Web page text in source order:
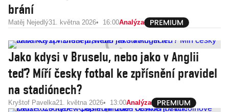
brání
Matěj Nejedlý31. května 2026 16:00Analýza
Jako kdysi v Bruselu, nebo jako v Anglii
teď? Míří česky fotbal ke zpřísnění pravidel
na stadiónech?
Kryštof Pavelka21. května 2026 13:00Analýza